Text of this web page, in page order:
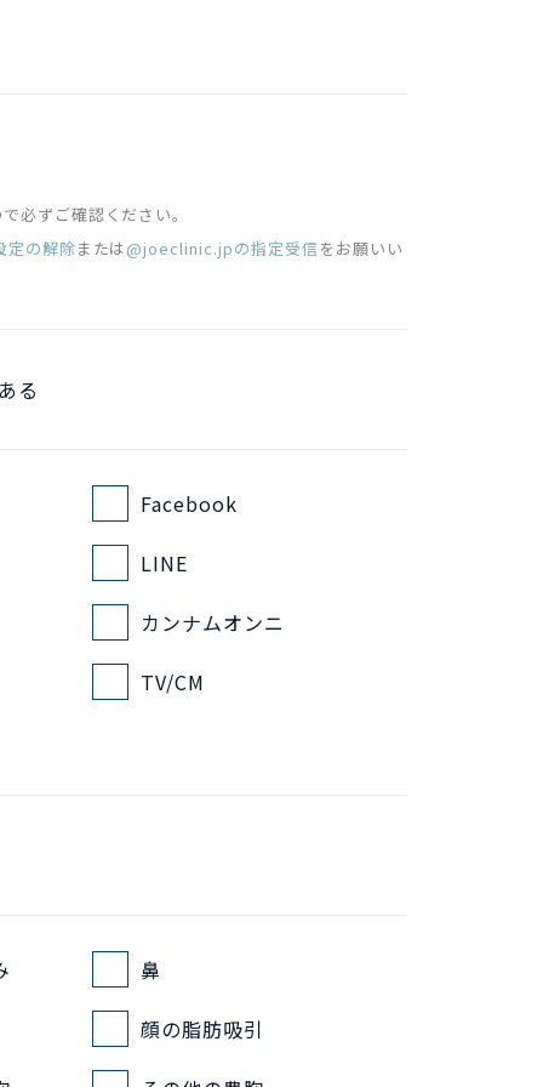
必ずご確認ください。
定の解除または@joeclinic.jpの指定受信をお願いい
る
Facebook
LINE
カンナムオンニ
TV/CM
鼻
顔の脂肪吸引